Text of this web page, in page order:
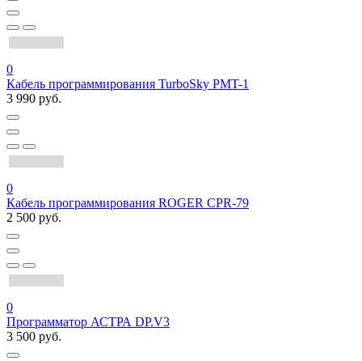
0
Кабель программирования TurboSky PMT-1
3 990 руб.
0
Кабель программирования ROGER CPR-79
2 500 руб.
0
Программатор АСТРА DP.V3
3 500 руб.